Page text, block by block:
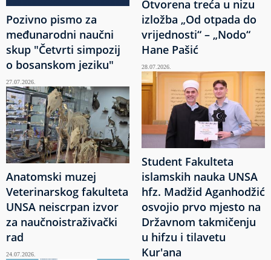
Pozivno pismo za
međunarodni naučni
skup "Četvrti simpozij
o bosanskom jeziku"
27.07.2026.
Anatomski muzej
Veterinarskog fakulteta
UNSA neiscrpan izvor
za naučnoistraživački
rad
24.07.2026.
Otvorena treća u nizu
izložba „Od otpada do
vrijednosti“ – „Nodo“
Hane Pašić
28.07.2026.
Student Fakulteta
islamskih nauka UNSA
hfz. Madžid Aganhodžić
osvojio prvo mjesto na
Državnom takmičenju
u hifzu i tilavetu
Kur'ana